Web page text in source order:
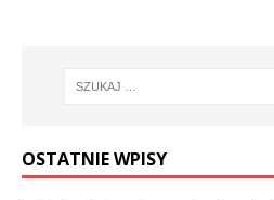
OSTATNIE WPISY